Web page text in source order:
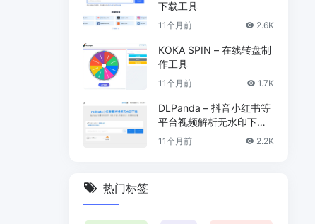
下载工具
11个月前 2.6K
KOKA SPIN – 在线转盘制
作工具
11个月前 1.7K
DLPanda – 抖音小红书等
平台视频解析无水印下载
工具
11个月前 2.2K
热门标签